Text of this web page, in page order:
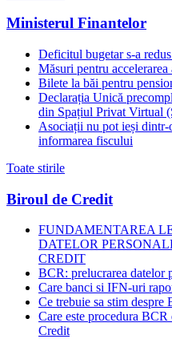
Ministerul Finantelor
Deficitul bugetar s-a
Măsuri pentru
Bilete la băi pentru
Declarația Unică
din Spațiul Privat Virtual
Asociații nu pot ieși
informarea fiscului
Toate stirile
Biroul de Credit
FUNDAMENTAREA
DATELOR
CREDIT
BCR: prelucrarea datelor
Care banci si IFN-uri
Ce trebuie sa stim despre
Care este procedura
Credit